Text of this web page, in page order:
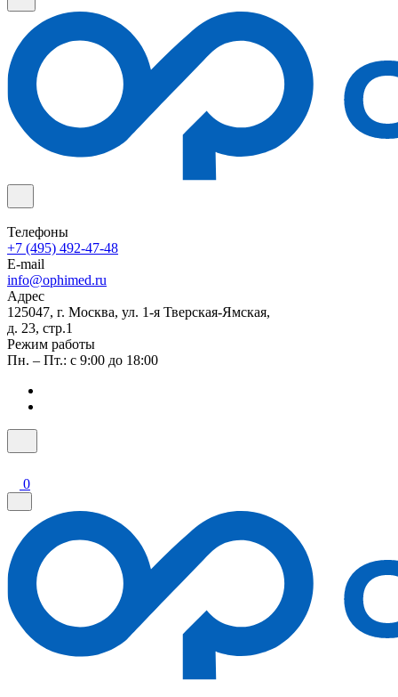
Телефоны
+7 (495) 492-47-48
E-mail
info@ophimed.ru
Адрес
125047, г. Москва, ул. 1-я Тверская-Ямская,
д. 23, стр.1
Режим работы
Пн. – Пт.: с 9:00 до 18:00
0